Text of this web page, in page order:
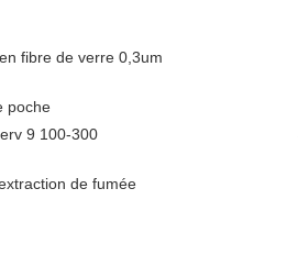
fibre de verre 0,3um
poche
9 100-300
de fumée